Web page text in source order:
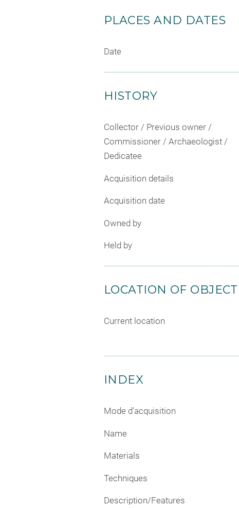
PLACES AND DATES
Date
HISTORY
Collector / Previous owner /
Commissioner / Archaeologist /
Dedicatee
Acquisition details
Acquisition date
Owned by
Held by
LOCATION OF OBJECT
Current location
INDEX
Mode d'acquisition
Name
Materials
Techniques
Description/Features